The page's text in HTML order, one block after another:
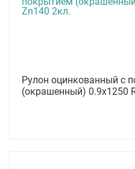
Рулон оцинкованный с
(окрашенный) 0.9x1250